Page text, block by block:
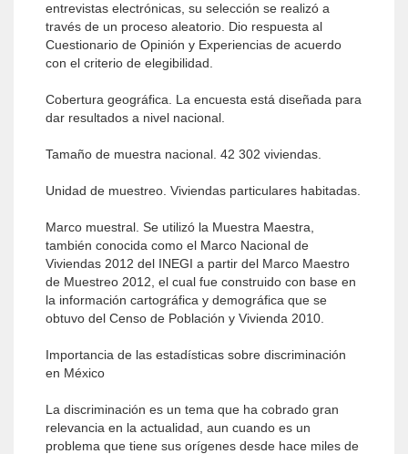
entrevistas electrónicas, su selección se realizó a
través de un proceso aleatorio. Dio respuesta al
Cuestionario de Opinión y Experiencias de acuerdo
con el criterio de elegibilidad.
Cobertura geográfica. La encuesta está diseñada para
dar resultados a nivel nacional.
Tamaño de muestra nacional. 42 302 viviendas.
Unidad de muestreo. Viviendas particulares habitadas.
Marco muestral. Se utilizó la Muestra Maestra,
también conocida como el Marco Nacional de
Viviendas 2012 del INEGI a partir del Marco Maestro
de Muestreo 2012, el cual fue construido con base en
la información cartográfica y demográfica que se
obtuvo del Censo de Población y Vivienda 2010.
Importancia de las estadísticas sobre discriminación
en México
La discriminación es un tema que ha cobrado gran
relevancia en la actualidad, aun cuando es un
problema que tiene sus orígenes desde hace miles de